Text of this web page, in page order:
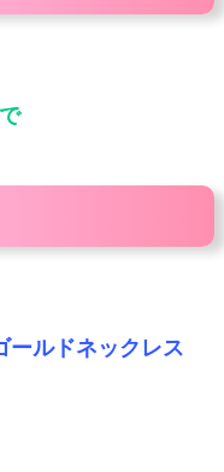
ールドネックレス